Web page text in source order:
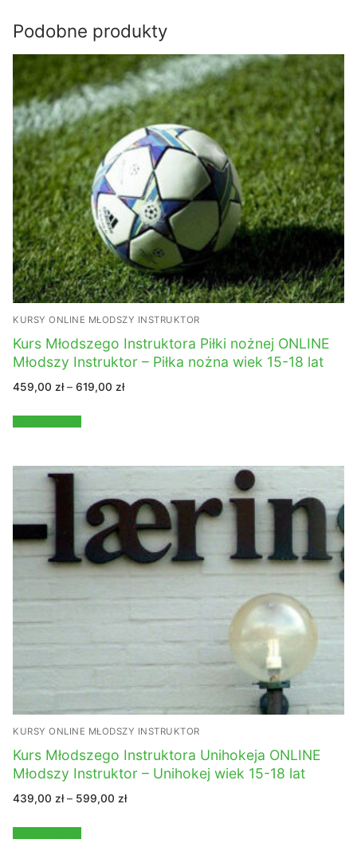
Podobne produkty
KURSY ONLINE MŁODSZY INSTRUKTOR
Kurs Młodszego Instruktora Piłki nożnej ONLINE
Młodszy Instruktor – Piłka nożna wiek 15-18 lat
459,00 zł – 619,00 złZakres
KURSY ONLINE MŁODSZY INSTRUKTOR
Kurs Młodszego Instruktora Unihokeja ONLINE
Młodszy Instruktor – Unihokej wiek 15-18 lat
439,00 zł – 599,00 złZakres